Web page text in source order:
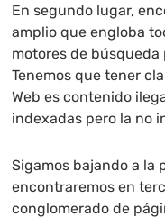
En segundo lugar,
amplio que engloba
motores de
Tenemos que tener
Web es contenido
indexadas pero la no
Sigamos bajando a la
encontraremos en
conglomerado de